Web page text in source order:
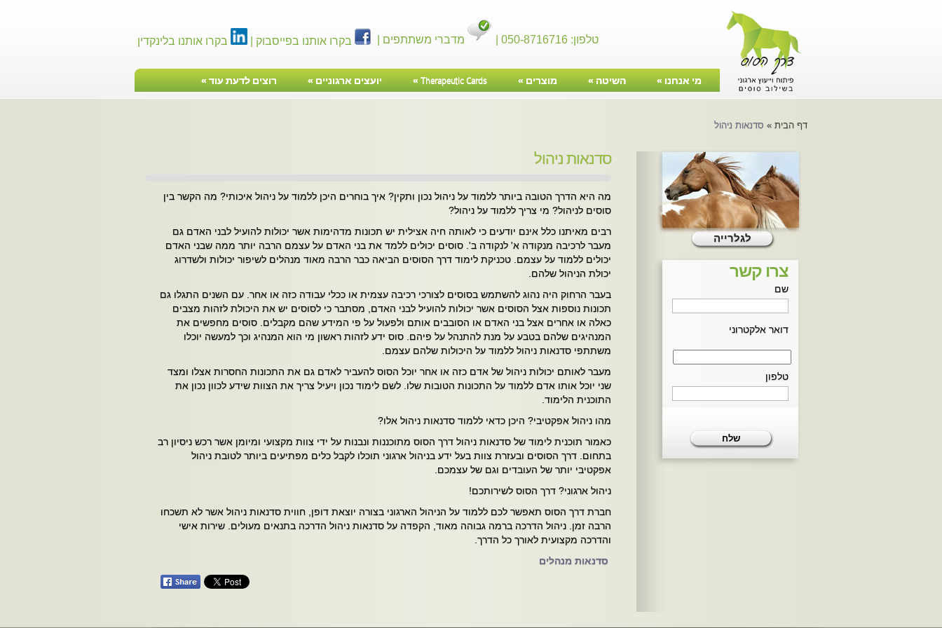
בקרו אותנו בלינקדין בקרו אותנו בפייסבוק | מדברי משתתפים | טלפון: 050-8716716 |
מי אנחנו » השיטה » מוצרים »
Therapeutic Cards
» יועצים ארגוניים » רוצים לדעת עוד »
דף הבית » סדנאות ניהול
סדנאות ניהול
מה היא הדרך הטובה ביותר ללמוד על ניהול נכון ותקין? איך בוחרים היכן ללמוד על ניהול איכותי? מה הקשר בין
סוסים לניהול? מי צריך ללמוד על ניהול?
רבים מאיתנו כלל אינם יודעים כי לאותה חיה אצילית יש תכונות מדהימות אשר יכולות להועיל לבני האדם גם
מעבר לרכיבה מנקודה א' לנקודה ב'. סוסים יכולים ללמד את בני האדם על עצמם הרבה יותר ממה שבני האדם
יכולים ללמוד על עצמם. טכניקת לימוד דרך הסוסים הביאה כבר הרבה מאוד מנהלים לשיפור יכולות ולשדרוג
יכולת הניהול שלהם.
בעבר הרחוק היה נהוג להשתמש בסוסים לצורכי רכיבה עצמית או ככלי עבודה כזה או אחר. עם השנים התגלו גם
תכונות נוספות אצל הסוסים אשר יכולות להועיל לבני האדם, מסתבר כי לסוסים יש את היכולת לזהות מצבים
כאלה או אחרים אצל בני האדם או הסובבים אותם ולפעול על פי המידע שהם מקבלים. סוסים מחפשים את
המנהיגים שלהם בטבע על מנת להתנהל על פיהם. סוס ידע לזהות ראשון מי הוא המנהיג וכך למעשה יוכלו
משתתפי סדנאות ניהול ללמוד על היכולות שלהם עצמם.
מעבר לאותם יכולות ניהול של אדם כזה או אחר יוכל הסוס להעביר לאדם גם את התכונות החסרות אצלו ומצד
שני יוכל אותו אדם ללמוד על התכונות הטובות שלו. לשם לימוד נכון ויעיל צריך את הצוות שידע לכוון נכון את
התוכנית הלימוד.
מהו ניהול אפקטיבי? היכן כדאי ללמוד סדנאות ניהול אלו?
כאמור תוכנית לימוד של סדנאות ניהול דרך הסוס מתוכננות ונבנות על ידי צוות מקצועי ומיומן אשר רכש ניסיון רב
בתחום. דרך הסוסים ובעזרת צוות בעל ידע בניהול ארגוני תוכלו לקבל כלים מפתיעים ביותר לטובת ניהול
אפקטיבי יותר של העובדים וגם של עצמכם.
ניהול ארגוני? דרך הסוס לשירותכם!
חברת דרך הסוס תאפשר לכם ללמוד על הניהול הארגוני בצורה יוצאת דופן, חווית סדנאות ניהול אשר לא תשכחו
הרבה זמן. ניהול הדרכה ברמה גבוהה מאוד, הקפדה על סדנאות ניהול הדרכה בתנאים מעולים. שירות אישי
והדרכה מקצועית לאורך כל הדרך.
סדנאות מנהלים
לגלרייה
צרו קשר
שם
דואר אלקטרוני
טלפון